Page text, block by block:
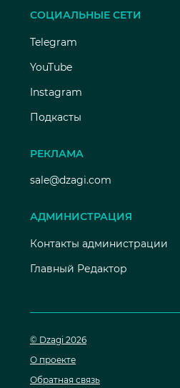
СОЦИАЛЬНЫЕ СЕТИ
Telegram
YouTube
Instagram
Подкасты
РЕКЛАМА
sale@dzagi.com
АДМИНИСТРАЦИЯ
Контакты администрации
Главный Редактор
© Dzagi 2026
О проекте
Обратная связь